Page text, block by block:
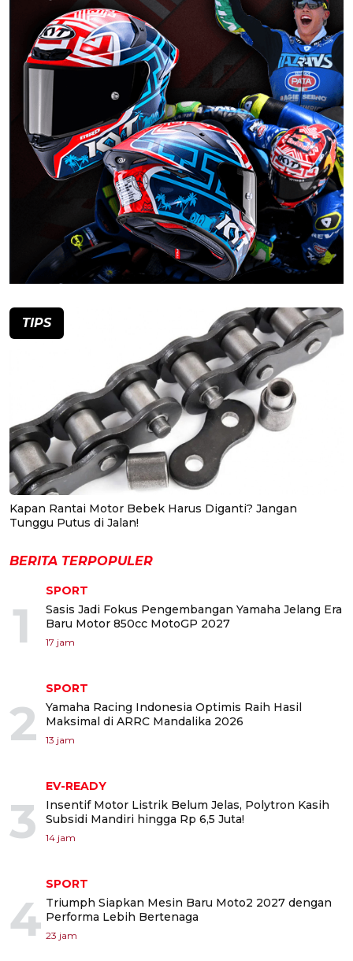
TIPS
Kapan Rantai Motor Bebek Harus Diganti? Jangan
Tunggu Putus di Jalan!
BERITA TERPOPULER
1
SPORT
Sasis Jadi Fokus Pengembangan Yamaha Jelang Era
Baru Motor 850cc MotoGP 2027
17 jam
2
SPORT
Yamaha Racing Indonesia Optimis Raih Hasil
Maksimal di ARRC Mandalika 2026
13 jam
3
EV-READY
Insentif Motor Listrik Belum Jelas, Polytron Kasih
Subsidi Mandiri hingga Rp 6,5 Juta!
14 jam
4
SPORT
Triumph Siapkan Mesin Baru Moto2 2027 dengan
Performa Lebih Bertenaga
23 jam